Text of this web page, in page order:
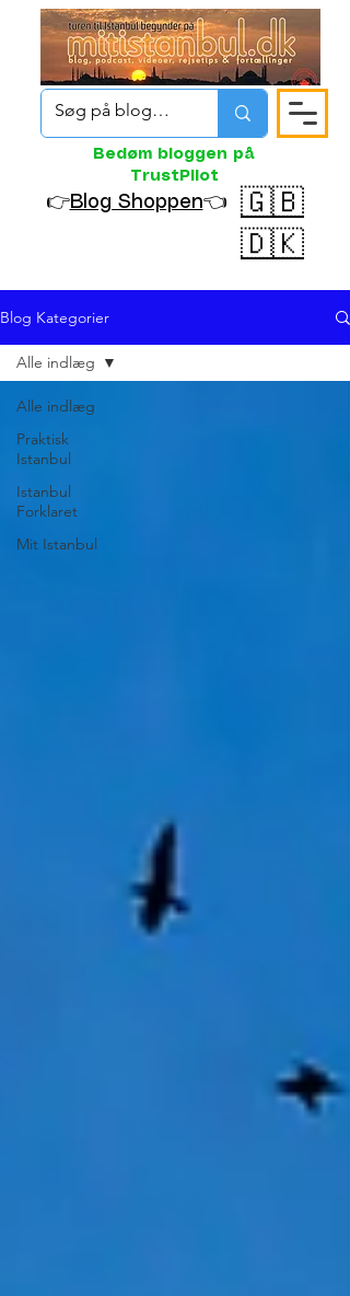
Bedøm bloggen på
TrustPilot
👉Blog Shoppen👈
🇬🇧
🇩🇰
Blog Kategorier
Alle indlæg
Praktisk
Istanbul
Istanbul
Forklaret
Mit Istanbul
Alle indlæg